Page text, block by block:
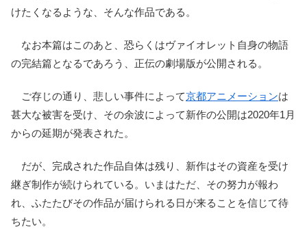
けたくなるような、そんな作品である。
なお本篇はこのあと、恐らくはヴァイオレット自身の物語
の完結篇となるであろう、正伝の劇場版が公開される。
ご存じの通り、悲しい事件によって京都アニメーションは
甚大な被害を受け、その余波によって新作の公開は2020年1月
からの延期が発表された。
だが、完成された作品自体は残り、新作はその資産を受け
継ぎ制作が続けられている。いまはただ、その努力が報わ
れ、ふたたびその作品が届けられる日が来ることを信じて待
ちたい。